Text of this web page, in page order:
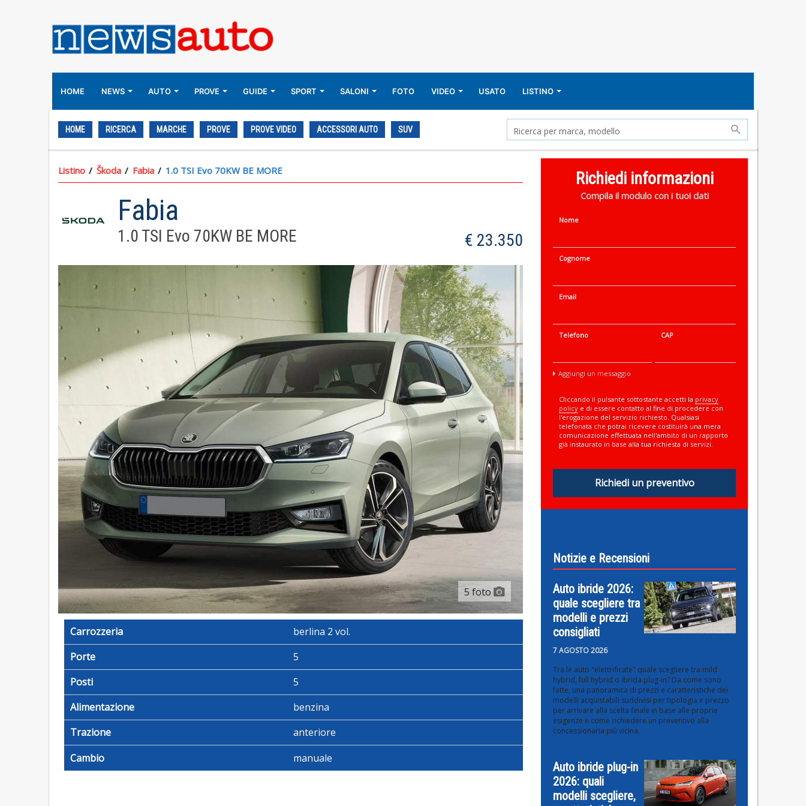
HOME NEWS AUTO PROVE GUIDE SPORT SALONI FOTO VIDEO USATO LISTINO
HOME RICERCA MARCHE PROVE PROVE VIDEO ACCESSORI AUTO SUV
Listino Škoda Fabia 1.0 TSI Evo 70KW BE MORE
Fabia
1.0 TSI Evo 70KW BE MORE € 23.350
5 foto
Carrozzeria
berlina 2 vol.
Porte
5
Posti
5
Alimentazione
benzina
Trazione
anteriore
Cambio
manuale
Richiedi informazioni
Compila il modulo con i tuoi dati
Nome
Cognome
Email
Telefono CAP
Aggiungi un messaggio
Cliccando il pulsante sottostante accetti la privacy
policy e di essere contatto al fine di procedere con
l'erogazione del servizio richiesto. Qualsiasi
telefonata che potrai ricevere costituirà una mera
comunicazione effettuata nell'ambito di un rapporto
già instaurato in base alla tua richiesta di servizi.
Richiedi un preventivo
Notizie e Recensioni
Auto ibride 2026:
quale scegliere tra
modelli e prezzi
consigliati
7 AGOSTO 2026
Tra le auto "elettrificate" quale scegliere tra mild
hybrid, full hybrid o ibrida plug-in? Da come sono
fatte, una panoramica di prezzi e caratteristiche dei
modelli acquistabili suddivisi per tipologia e prezzo
per arrivare alla scelta finale in base alle proprie
esigenze e come richiedere un preventivo alla
concessionaria più vicina.
Auto ibride plug-in
2026: quali
modelli scegliere,